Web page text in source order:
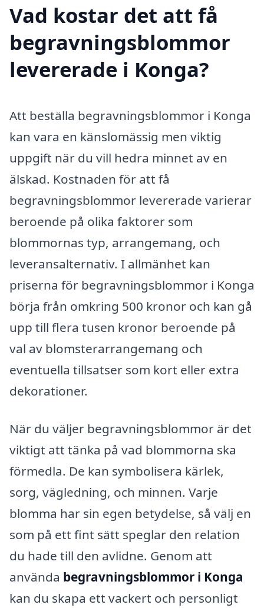
Vad kostar det att få
begravningsblommor
levererade i Konga?
Att beställa begravningsblommor i Konga
kan vara en känslomässig men viktig
uppgift när du vill hedra minnet av en
älskad. Kostnaden för att få
begravningsblommor levererade varierar
beroende på olika faktorer som
blommornas typ, arrangemang, och
leveransalternativ. I allmänhet kan
priserna för begravningsblommor i Konga
börja från omkring 500 kronor och kan gå
upp till flera tusen kronor beroende på
val av blomsterarrangemang och
eventuella tillsatser som kort eller extra
dekorationer.
När du väljer begravningsblommor är det
viktigt att tänka på vad blommorna ska
förmedla. De kan symbolisera kärlek,
sorg, vägledning, och minnen. Varje
blomma har sin egen betydelse, så välj en
som på ett fint sätt speglar den relation
du hade till den avlidne. Genom att
använda begravningsblommor i Konga
kan du skapa ett vackert och personligt